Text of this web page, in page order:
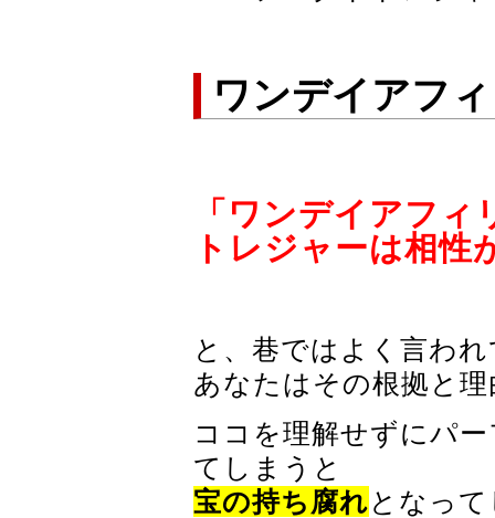
ワンデイアフ
「ワンデイアフ
トレジャーは相性
と、巷ではよく言わ
あなたはその根拠と
ココを理解せずにパ
てしまうと
宝の持ち腐れとなっ